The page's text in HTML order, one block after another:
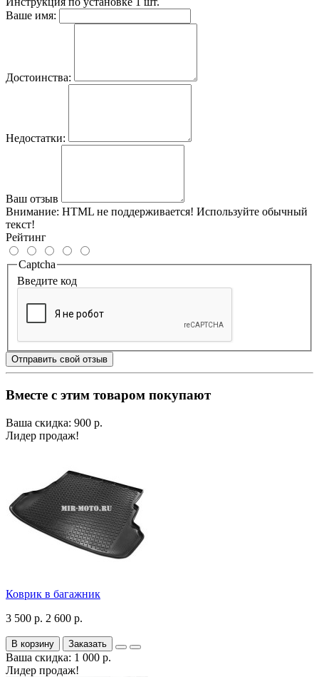
Ваше имя:
Достоинства:
Недостатки:
Ваш отзыв
Внимание: HTML не поддерживается! Используйте обычный
текст!
Рейтинг
Captcha
Введите код
Отправить свой отзыв
Вместе с этим товаром покупают
Ваша скидка: 900 р.
Лидер продаж!
Коврик в багажник
3 500 р. 2 600 р.
В корзину Заказать
Ваша скидка: 1 000 р.
Лидер продаж!